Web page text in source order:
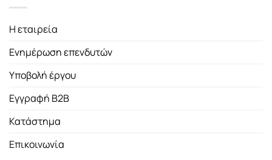
Η εταιρεία
Ενημέρωση επενδυτών
Υποβολή έργου
Εγγραφή B2B
Κατάστημα
Επικοινωνία